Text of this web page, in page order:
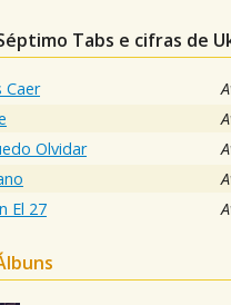
Tabs e cifras de
Caer
Olvidar
El 27